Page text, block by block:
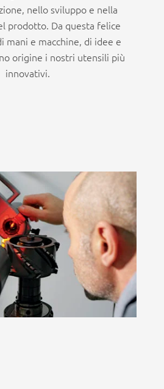
nello sviluppo e nella
prodotto. Da questa felice
mani e macchine, di idee e
origine i nostri utensili più
innovativi.